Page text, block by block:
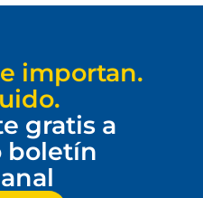
importan.
gratis a
boletín